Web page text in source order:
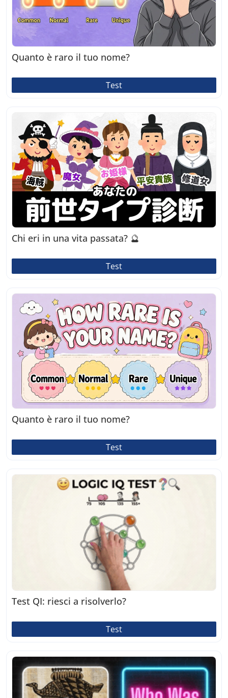
Quanto è raro il tuo nome?
Test
Chi eri in una vita passata? 🔮
Test
Quanto è raro il tuo nome?
Test
Test QI: riesci a risolverlo?
Test